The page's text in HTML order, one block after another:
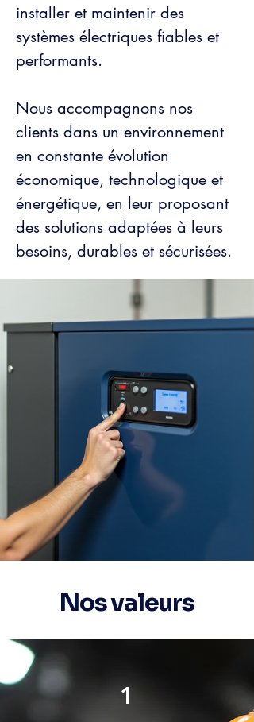
installer et maintenir des
systèmes électriques fiables et
performants.
Nous accompagnons nos
clients dans un environnement
en constante évolution
économique, technologique et
énergétique, en leur proposant
des solutions adaptées à leurs
besoins, durables et sécurisées.
Nos valeurs
1